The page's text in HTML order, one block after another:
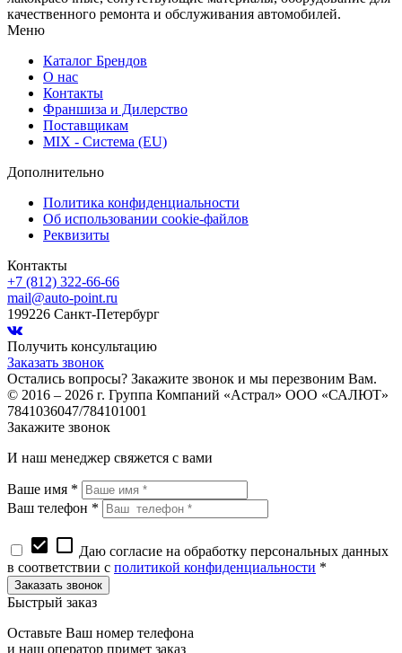
качественного ремонта и обслуживания автомобилей.
Меню
Каталог Брендов
О нас
Контакты
Франшиза и Дилерство
Поставщикам
MIX - Система (EU)
Дополнительно
Политика конфиденциальности
Об использовании cookie-файлов
Реквизиты
Контакты
+7 (812) 322-66-66
mail@auto-point.ru
199226 Санкт-Петербург
Получить консультацию
Заказать звонок
Остались вопросы? Закажите звонок и мы перезвоним Вам.
© 2016 – 2026 г. Группа Компаний «Астрал» ООО «САЛЮТ»
7841036047/784101001
Закажите звонок
И наш менеджер свяжется с вами
Ваше имя *
Ваш телефон *
check_box check_box_outline_blank Даю согласие на обработку персональных данных
в соответствии с политикой конфиденциальности *
Быстрый заказ
Оставьте Ваш номер телефона
и наш оператор примет заказ